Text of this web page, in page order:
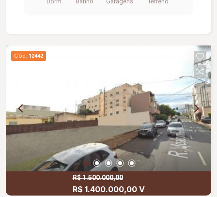
Cód. 12442
R$ 1.500.000,00
R$ 1.400.000,00 V